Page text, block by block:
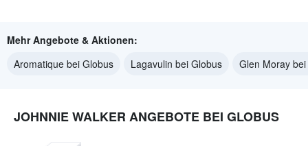
Mehr Angebote & Aktionen:
Aromatique bei Globus
Lagavulin bei Globus Glen Moray
JOHNNIE WALKER ANGEBOTE BEI GLOBUS